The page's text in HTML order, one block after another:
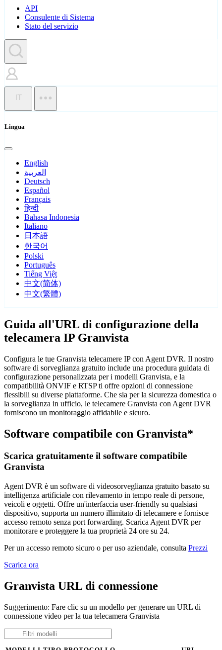
API
Consulente di Sistema
Stato del servizio
IT
Lingua
English
العربية
Deutsch
Español
Français
हिन्दी
Bahasa Indonesia
Italiano
日本語
한국어
Polski
Português
Tiếng Việt
中文(简体)
中文(繁體)
Guida all'URL di configurazione della
telecamera IP Granvista
Configura le tue Granvista telecamere IP con Agent DVR. Il nostro
software di sorveglianza gratuito include una procedura guidata di
configurazione personalizzata per i modelli Granvista, e la
compatibilità ONVIF e RTSP ti offre opzioni di connessione
flessibili su diverse piattaforme. Che sia per la sicurezza domestica o
la sorveglianza in ufficio, le telecamere Granvista con Agent DVR
forniscono un monitoraggio affidabile e sicuro.
Software compatibile con Granvista*
Scarica gratuitamente il software compatibile
Granvista
Agent DVR è un software di videosorveglianza gratuito basato su
intelligenza artificiale con rilevamento in tempo reale di persone,
veicoli e oggetti. Offre un'interfaccia user-friendly su qualsiasi
dispositivo, supporta un numero illimitato di telecamere e fornisce
accesso remoto senza port forwarding. Scarica Agent DVR per
monitorare e proteggere la tua proprietà 24 ore su 24.
Per un accesso remoto sicuro o per uso aziendale, consulta Prezzi
Scarica ora
Granvista URL di connessione
Suggerimento: Fare clic su un modello per generare un URL di
connessione video per la tua telecamera Granvista